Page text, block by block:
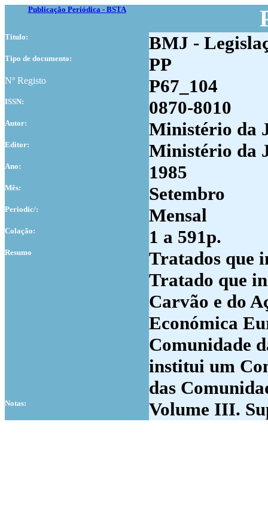
Publicação Periódica - BSTA
Titulo: BMJ -
Tipo de documento: PP
Nº Registo P67_104
ISSN: 0870-8010
Autor: Ministério da
Editor: Ministério da
Ano: 1985
Mês: Setembro
Periodic/: Mensal
Colação: 1 a 591p.
Resumo
Tratados que
Tratado que
Carvão e do
Económica
Comunidade
institui um
das
Notas: Volume III.